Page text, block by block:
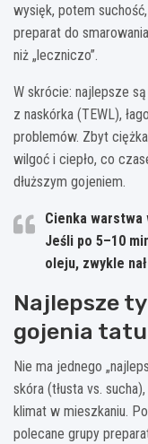
wysięk, potem
preparat do
niż „leczniczo”.
W skrócie: najlepsze
z naskórka (TEWL),
problemów. Zbyt
wilgoć i ciepło, co
dłuższym gojeniem.
Cienka warstwa
Jeśli po 5–10
oleju, zwykle
Najlepsze
gojenia
Nie ma jednego
skóra (tłusta vs.
klimat w mieszkaniu.
polecane grupy